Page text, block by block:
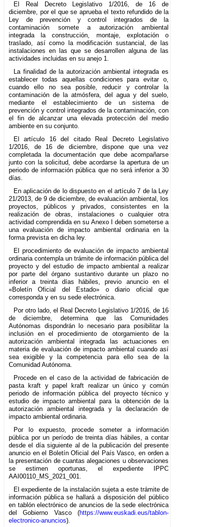
El Real Decreto Legislativo 1/2016, de 16 de
diciembre, por el que se aprueba el texto refundido de la
Ley de prevención y control integrados de la
contaminación somete a autorización ambiental
integrada la construcción, montaje, explotación o
traslado, así como la modificación sustancial, de las
instalaciones en las que se desarrollen alguna de las
actividades incluidas en su anejo 1.
La finalidad de la autorización ambiental integrada es
establecer todas aquellas condiciones para evitar o,
cuando ello no sea posible, reducir y controlar la
contaminación de la atmósfera, del agua y del suelo,
mediante el establecimiento de un sistema de
prevención y control integrados de la contaminación, con
el fin de alcanzar una elevada protección del medio
ambiente en su conjunto.
El artículo 16 del citado Real Decreto Legislativo
1/2016, de 16 de diciembre, dispone que una vez
completada la documentación que debe acompañarse
junto con la solicitud, debe acordarse la apertura de un
periodo de información pública que no será inferior a 30
días.
En aplicación de lo dispuesto en el artículo 7 de la Ley
21/2013, de 9 de diciembre, de evaluación ambiental, los
proyectos, públicos y privados, consistentes en la
realización de obras, instalaciones o cualquier otra
actividad comprendida en su Anexo I deben someterse a
una evaluación de impacto ambiental ordinaria en la
forma prevista en dicha ley.
El procedimiento de evaluación de impacto ambiental
ordinaria contempla un trámite de información pública del
proyecto y del estudio de impacto ambiental a realizar
por parte del órgano sustantivo durante un plazo no
inferior a treinta días hábiles, previo anuncio en el
«Boletín Oficial del Estado» o diario oficial que
corresponda y en su sede electrónica.
Por otro lado, el Real Decreto Legislativo 1/2016, de 16
de diciembre, determina que las Comunidades
Autónomas dispondrán lo necesario para posibilitar la
inclusión en el procedimiento de otorgamiento de la
autorización ambiental integrada las actuaciones en
materia de evaluación de impacto ambiental cuando así
sea exigible y la competencia para ello sea de la
Comunidad Autónoma.
Procede en el caso de la actividad de fabricación de
pasta kraft y papel kraft realizar un único y común
periodo de información pública del proyecto técnico y
estudio de impacto ambiental para la obtención de la
autorización ambiental integrada y la declaración de
impacto ambiental ordinaria.
Por lo expuesto, procede someter a información
pública por un período de treinta días hábiles, a contar
desde el día siguiente al de la publicación del presente
anuncio en el Boletín Oficial del País Vasco, en orden a
la presentación de cuantas alegaciones u observaciones
se estimen oportunas, el expediente IPPC
AAI00110_MS_2021_001.
El expediente de la instalación sujeta a este trámite de
información pública se hallará a disposición del público
en tablón electrónico de anuncios de la sede electrónica
del Gobierno Vasco (https://www.euskadi.eus/tablon-
electronico-anuncios).